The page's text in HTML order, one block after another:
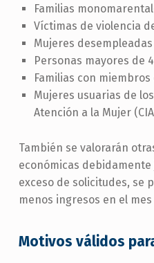
Familias
Víctimas de violencia
Mujeres
Personas mayores de
Familias con
Mujeres usuarias de
Atención a la Mujer
También se valorarán
económicas
exceso de solicitudes, se
menos ingresos en el
Motivos válidos